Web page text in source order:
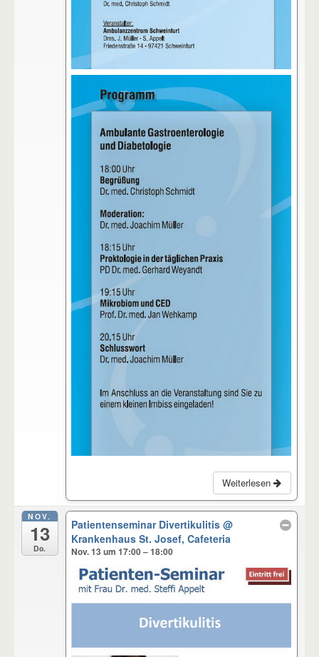
Weiterlesen
NOV.
13
Do.
Patientenseminar Divertikulitis@
Krankenhaus St. Josef, Cafeteria
Nov. 13 um 17:00 – 18:00